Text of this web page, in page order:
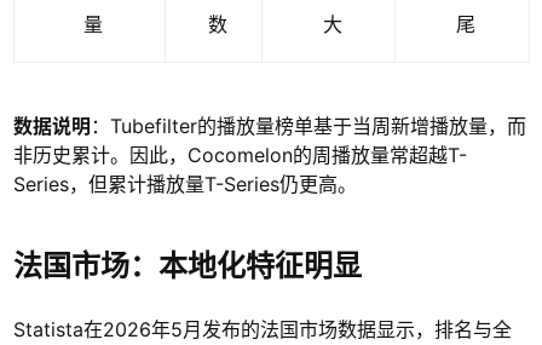
量
数
大
尾
数据说明 ：Tubefilter的播放量榜单基于当周新增播放量，而
非历史累计。因此，Cocomelon的周播放量常超越T-
Series，但累计播放量T-Series仍更高。
法国市场：本地化特征明显
Statista在2026年5月发布的法国市场数据显示，排名与全